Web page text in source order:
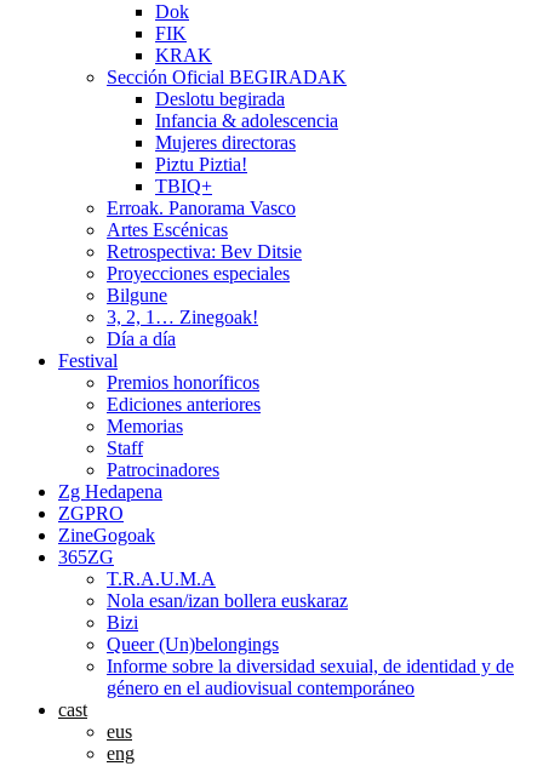
Dok
FIK
KRAK
Sección Oficial BEGIRADAK
Deslotu begirada
Infancia & adolescencia
Mujeres directoras
Piztu Piztia!
TBIQ+
Erroak. Panorama Vasco
Artes Escénicas
Retrospectiva: Bev Ditsie
Proyecciones especiales
Bilgune
3, 2, 1… Zinegoak!
Día a día
Festival
Premios honoríficos
Ediciones anteriores
Memorias
Staff
Patrocinadores
Zg Hedapena
ZGPRO
ZineGogoak
365ZG
T.R.A.U.M.A
Nola esan/izan bollera euskaraz
Bizi
Queer (Un)belongings
Informe sobre la diversidad sexuial, de identidad y de
género en el audiovisual contemporáneo
cast
eus
eng